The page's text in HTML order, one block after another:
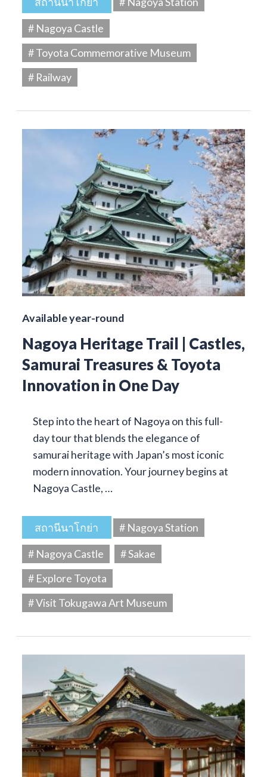
# Nagoya Castle
# Toyota Commemorative Museum
# Railway
Available year-round
Nagoya Heritage Trail | Castles,
Samurai Treasures & Toyota
Innovation in One Day
Step into the heart of Nagoya on this full-
day tour that blends the elegance of
samurai heritage with Japan’s most iconic
modern innovation. Your journey begins at
Nagoya Castle, …
สถานีนาโกย่า
# Nagoya Station
# Nagoya Castle
# Sakae
# Explore Toyota
# Visit Tokugawa Art Museum